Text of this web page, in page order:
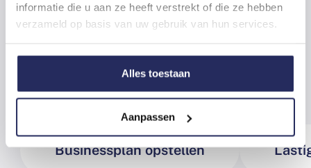
informatie die u aan ze heeft verstrekt of die ze hebben
verzameld op basis van uw gebruik van hun services.
Alles toestaan
Aanpassen
Businessplan opstellen